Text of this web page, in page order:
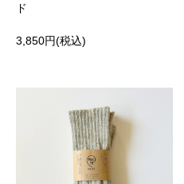
ド
3,850円(税込)